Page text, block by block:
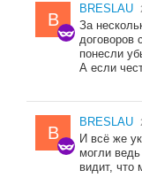
B
BRESLAU
За
договоров
понесли
А если
B
BRESLAU
И всё же
могли
видит, что